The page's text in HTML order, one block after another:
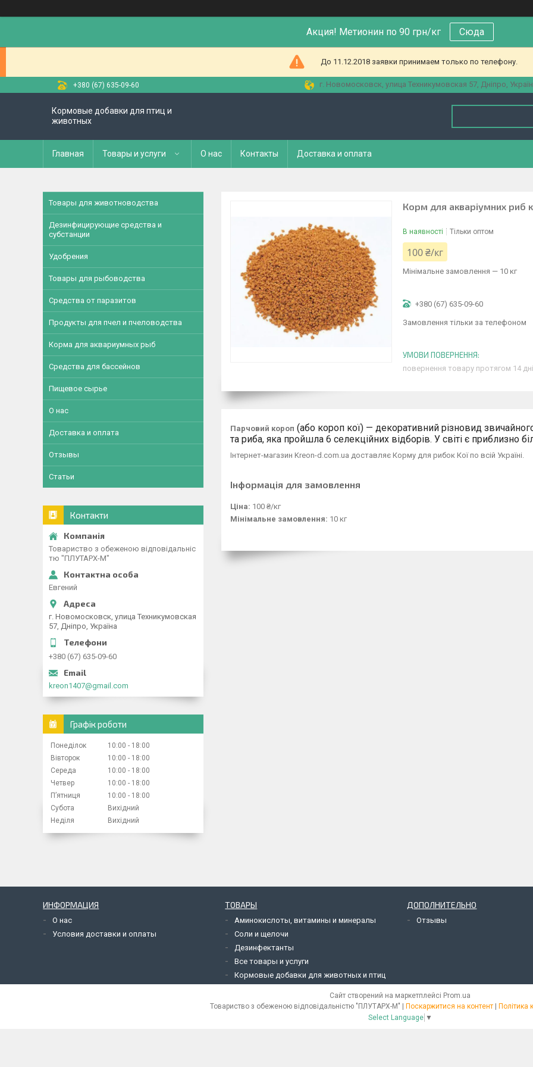
Акция! Метионин по 90 грн/кг Сюда
До 11.12.2018 заявки принимаем только по телефону.
+380 (67) 635-09-60 г. Новомосковск, улица Техникумовская 57, Дніпро,
Кормовые добавки для птиц и
животных
Главная Товары и услуги О нас Контакты Доставка и оплата
Корм для акваріумних риб
В наявності Тільки оптом
100 ₴/кг
Мінімальне замовлення — 10 кг
+380 (67) 635-09-60
Замовлення тільки за телефоном
повернення товару протягом 14
Парчовий короп (або короп кої) — декоративний різновид
та риба, яка пройшла 6 селекційних відборів. У світі є приблизно
Інтернет-магазин Kreon-d.com.ua доставляє Корму для рибок Кої по всій Україні.
Інформація для замовлення
Ціна: 100 ₴/кг
Мінімальне замовлення: 10 кг
Товары для животноводства
Дезинфицирующие средства и
субстанции
Удобрения
Товары для рыбоводства
Средства от паразитов
Продукты для пчел и пчеловодства
Корма для аквариумных рыб
Средства для бассейнов
Пищевое сырье
О нас
Доставка и оплата
Отзывы
Статьи
Контакти
Товариство з обеженою відповідальніс
тю "ПЛУТАРХ-М"
Евгений
г. Новомосковск, улица Техникумовская
57, Дніпро, Україна
+380 (67) 635-09-60
kreon1407@gmail.com
Графік роботи
Понеділок 10:00
18:00
Вівторок
10:00
18:00
Середа
10:00
18:00
Четвер
10:00
18:00
Пʼятниця
10:00
18:00
Субота
Вихідний
Неділя
Вихідний
ИНФОРМАЦИЯ
О нас
Условия доставки и оплаты
ТОВАРЫ
Аминокислоты, витамины и минералы
Соли и щелочи
Дезинфектанты
Все товары и услуги
Кормовые добавки для животных и птиц
ДОПОЛНИТЕЛЬНО
Отзывы
Сайт створений на маркетплейсі Prom.ua
Поскаржитися на контент
Політика
Select Language ▼